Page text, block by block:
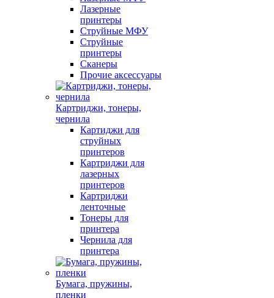
Лазерные
принтеры
Струйные МФУ
Струйные
принтеры
Сканеры
Прочие аксессуары
Картриджи, тонеры,
чернила
Картиджи для
струйных
принтеров
Картриджи для
лазерных
принтеров
Картриджи
ленточные
Тонеры для
принтера
Чернила для
принтера
Бумага, пружины,
пленки